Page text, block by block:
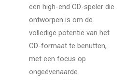
een high-end CD-speler die
ontworpen is om de
volledige potentie van het
CD-formaat te benutten,
met een focus op
ongeëvenaarde